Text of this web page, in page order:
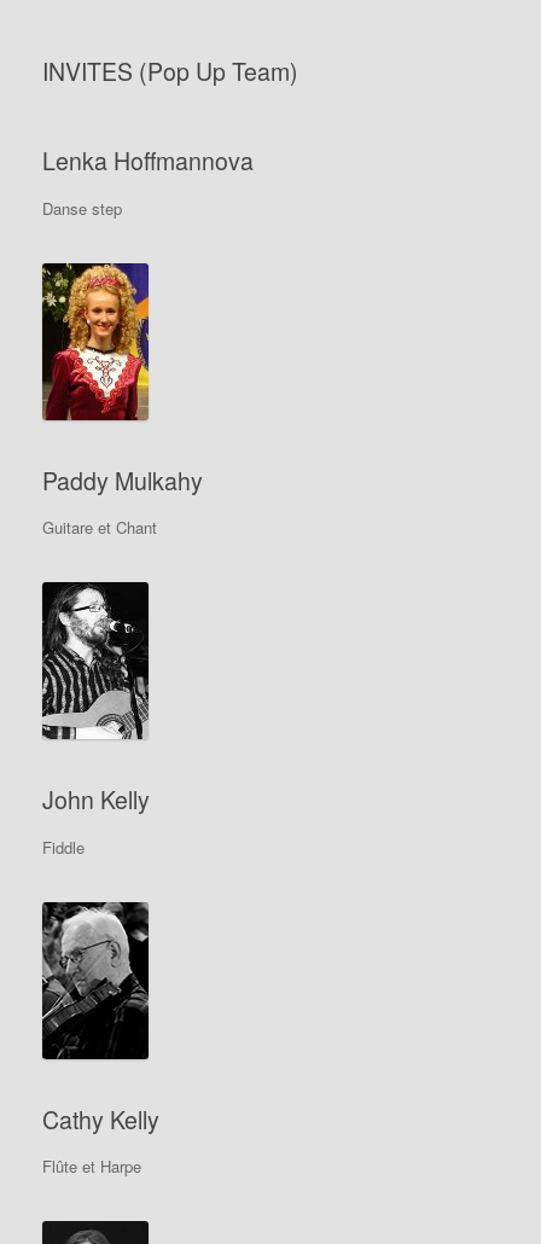
INVITES (Pop Up Team)
Lenka Hoffmannova
Danse step
Paddy Mulkahy
Guitare et Chant
John Kelly
Fiddle
Cathy Kelly
Flûte et Harpe